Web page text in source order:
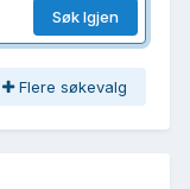
Søk Igjen
Flere søkevalg